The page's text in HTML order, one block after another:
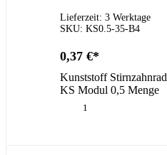
Lieferzeit: 3 Werktage
SKU: KS0.5-35-B4
0,37 €
Kunststoff Stirnzahnrad
KS Modul 0,5 Menge